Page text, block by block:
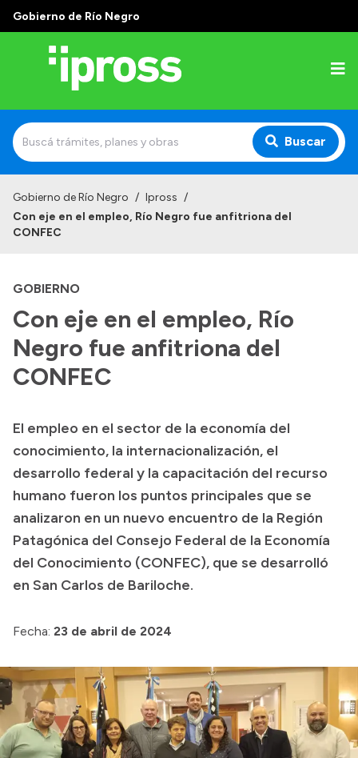
Gobierno de Río Negro
Buscar
Institucional
Autoridades
Delegaciones
Consultorios Propios
Presentación CV
Transparencia
Inversión en Salud
Licitaciones
Consulta de expedientes
Gobierno de Río Negro / Ipross /
Con eje en el empleo, Río Negro fue anfitriona del
CONFEC
GOBIERNO
Con eje en el empleo, Río
Negro fue anfitriona del
CONFEC
El empleo en el sector de la economía del
conocimiento, la internacionalización, el
desarrollo federal y la capacitación del recurso
humano fueron los puntos principales que se
analizaron en un nuevo encuentro de la Región
Patagónica del Consejo Federal de la Economía
del Conocimiento (CONFEC), que se desarrolló
en San Carlos de Bariloche.
Fecha: 23 de abril de 2024